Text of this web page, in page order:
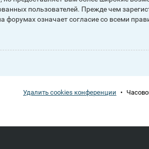
пользователей. Прежде чем
форумах означает согласие со всеми
Удалить cookies конференции •